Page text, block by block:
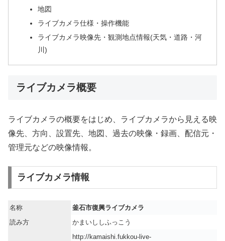
地図
ライブカメラ仕様・操作機能
ライブカメラ映像先・観測地点情報(天気・道路・河
川)
ライブカメラ概要
ライブカメラの概要をはじめ、ライブカメラから見える映
像先、方向、設置先、地図、過去の映像・録画、配信元・
管理元などの映像情報。
ライブカメラ情報
名称
釜石市復興ライブカメラ
読み方
かまいししふっこう
http://kamaishi.fukkou-live-